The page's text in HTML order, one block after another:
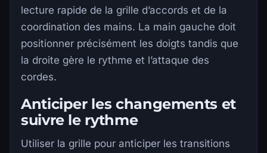
lecture rapide de la grille d’accords et de la
coordination des mains. La main gauche doit
positionner précisément les doigts tandis que
la droite gère le rythme et l’attaque des
cordes.
Anticiper les changements et
suivre le rythme
Utiliser la grille pour anticiper les transitions